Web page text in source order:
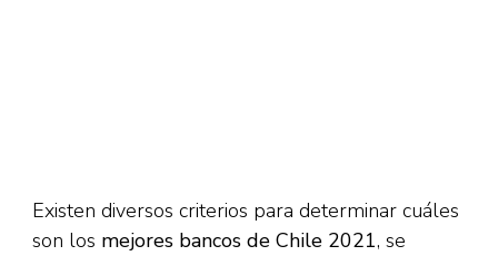
Existen diversos criterios para determinar cuáles
son los mejores bancos de Chile 2021, se